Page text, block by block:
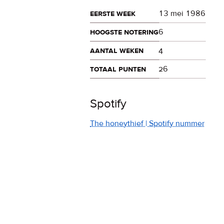
eerste week
13 mei 1986
hoogste notering6
aantal weken
4
totaal punten
26
Spotify
The honeythief | Spotify nummer